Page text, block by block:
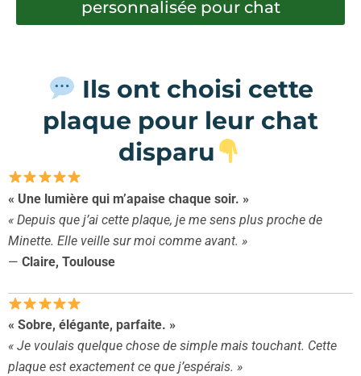
personnalisée pour chat
Ils ont choisi cette
plaque pour leur chat
disparu
« Une lumière qui m’apaise chaque soir. »
« Depuis que j’ai cette plaque, je me sens plus proche de
Minette. Elle veille sur moi comme avant. »
— Claire, Toulouse
« Sobre, élégante, parfaite. »
« Je voulais quelque chose de simple mais touchant. Cette
plaque est exactement ce que j’espérais. »